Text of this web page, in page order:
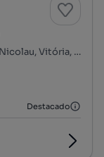
Baixa, Cedofeita, Ildefonso, Sé, Miragaia, Nicolau, Vitória, Porto, Porto
Destacado